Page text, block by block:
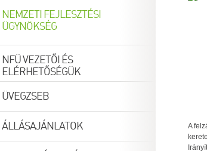
Azonosító:
Jelszó:
SEGÍTSÉG
Regisztráció
NEMZETI FEJLESZTÉSI
ÜGYNÖKSÉG
NFÜ VEZETŐI ÉS
ELÉRHETŐSÉGÜK
ÜVEGZSEB
ÁLLÁSAJÁNLATOK
A